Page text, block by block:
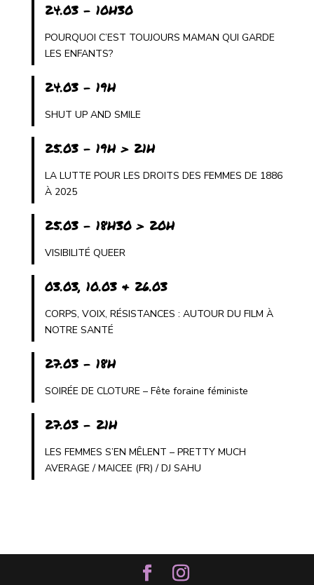
24.03 - 10H30
POURQUOI C’EST TOUJOURS MAMAN QUI GARDE
LES ENFANTS?
24.03 - 19H
SHUT UP AND SMILE
25.03 - 19H > 21H
LA LUTTE POUR LES DROITS DES FEMMES DE 1886
À 2025
25.03 - 18H30 > 20H
VISIBILITÉ QUEER
03.03, 10.03 & 26.03
CORPS, VOIX, RÉSISTANCES : AUTOUR DU FILM À
NOTRE SANTÉ
27.03 - 18H
SOIRÉE DE CLOTURE – Fête foraine féministe
27.03 - 21H
LES FEMMES S’EN MÊLENT – PRETTY MUCH
AVERAGE / MAICEE (FR) / DJ SAHU